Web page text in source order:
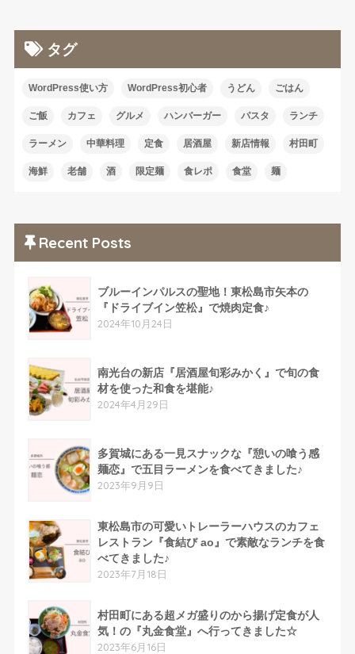
タグ
WordPress使い方 WordPress初心者 うどん ごはん
ご飯 カフェ グルメ ハンバーガー パスタ ランチ
ラーメン 中華料理 定食 居酒屋 新店情報 村田町
海鮮 老舗 酒 限定麺 食レポ 食堂 麺
Recent Posts
ブルーインパルスの聖地！東松島市矢本の
『ドライブイン笠松』で焼肉定食♪
2024年10月24日
南光台の新店『居酒屋旬彩みかく』で旬の食
材を使った和食を堪能♪
2024年4月29日
多賀城にある一見スナックな『憩いの喰う感
麺恋』で五目ラーメンを食べてきました♪
2023年9月9日
東松島市の可愛いトレーラーハウスのカフェ
レストラン『食結び ao』で素敵なランチを食
べてきました♪
2023年7月18日
村田町にある超メガ盛りのから揚げ定食が人
気！の『丸金食堂』へ行ってきました☆
2023年6月16日